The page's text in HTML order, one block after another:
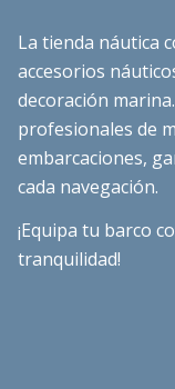
La tienda náutica
accesorios
decoración
profesionales de
embarcaciones,
cada navegación.
¡Equipa tu barco
tranquilidad!